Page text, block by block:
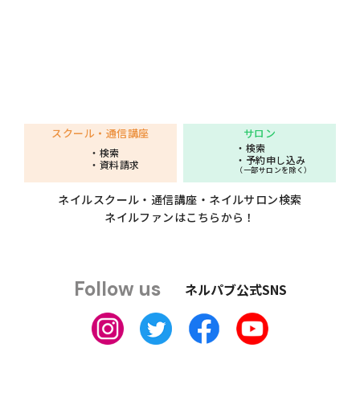
Follow us ネルパブ公式SNS
スクール・通信講座
・検索
・資料請求
サロン
・検索
・予約申し込み
（一部サロンを除く）
ネイルスクール・通信講座・ネイルサロン検索
ネイルファンはこちらから！